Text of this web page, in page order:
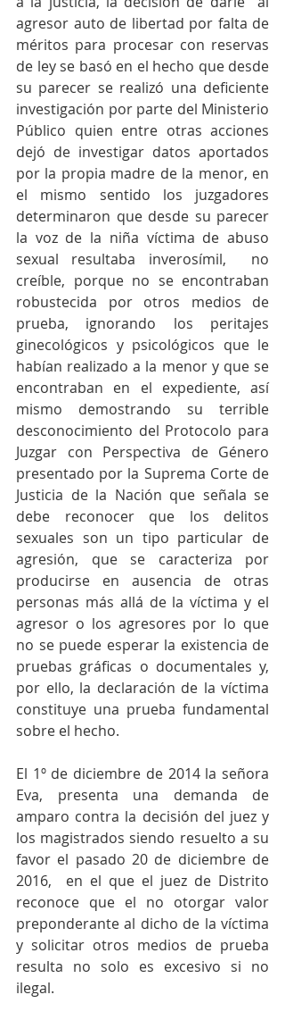
agresor auto de libertad por falta de
méritos para procesar con reservas
de ley se basó en el hecho que desde
su parecer se realizó una deficiente
investigación por parte del Ministerio
Público quien entre otras acciones
dejó de investigar datos aportados
por la propia madre de la menor, en
el mismo sentido los juzgadores
determinaron que desde su parecer
la voz de la niña víctima de abuso
sexual resultaba inverosímil,  no
creíble, porque no se encontraban
robustecida por otros medios de
prueba, ignorando los peritajes
ginecológicos y psicológicos que le
habían realizado a la menor y que se
encontraban en el expediente, así
mismo demostrando su terrible
desconocimiento del Protocolo para
Juzgar con Perspectiva de Género
presentado por la Suprema Corte de
Justicia de la Nación que señala se
debe reconocer que los delitos
sexuales son un tipo particular de
agresión, que se caracteriza por
producirse en ausencia de otras
personas más allá de la víctima y el
agresor o los agresores por lo que
no se puede esperar la existencia de
pruebas gráficas o documentales y,
por ello, la declaración de la víctima
constituye una prueba fundamental
sobre el hecho.
El 1º de diciembre de 2014 la señora
Eva, presenta una demanda de
amparo contra la decisión del juez y
los magistrados siendo resuelto a su
favor el pasado 20 de diciembre de
2016,  en el que el juez de Distrito
reconoce que el no otorgar valor
preponderante al dicho de la víctima
y solicitar otros medios de prueba
resulta no solo es excesivo si no
ilegal.